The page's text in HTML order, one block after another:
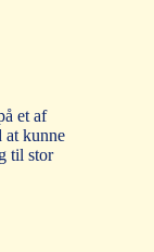
et af
at kunne
til stor